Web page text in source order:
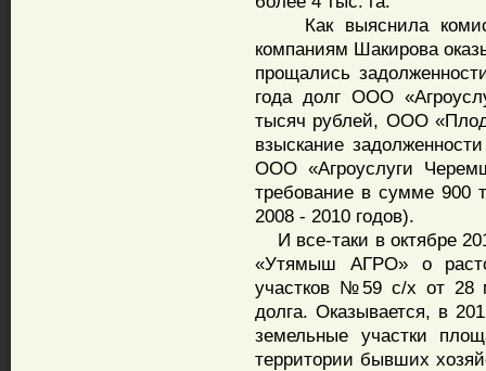
Как выяснила
компаниям Шакирова
прощались
года долг ООО
тысяч рублей, ООО
взыскание
ООО «Агроуслуги
требование в сумме 900
2008 - 2010 годов).
И все-таки в октябре
«Утямыш АГРО» о
участков №59 с/х от 28
долга. Оказывается, в
земельные участки
территории бывших